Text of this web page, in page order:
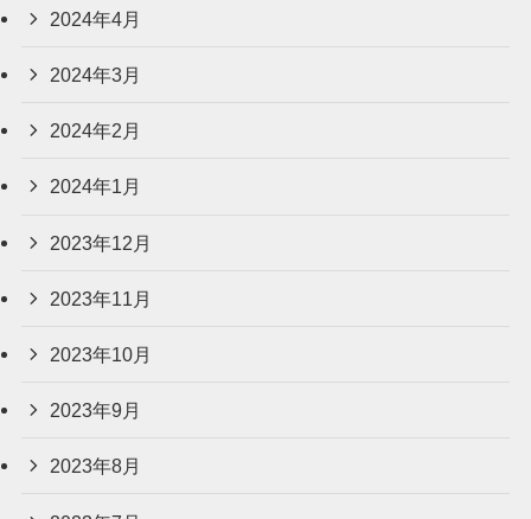
2024年4月
2024年3月
2024年2月
2024年1月
2023年12月
2023年11月
2023年10月
2023年9月
2023年8月